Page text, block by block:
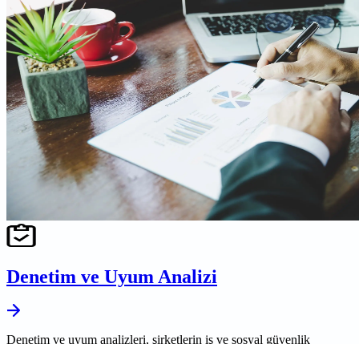
Denetim ve Uyum Analizi
Denetim ve uyum analizleri, şirketlerin iş ve sosyal güvenlik